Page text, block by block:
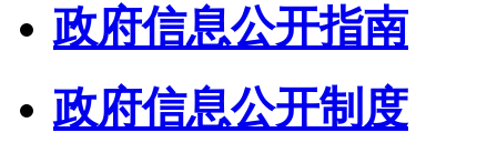
政府信息公开指南
政府信息公开制度